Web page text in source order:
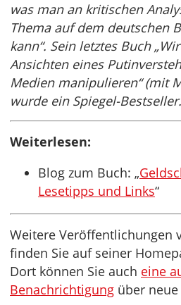
was man an kritischen
Thema auf dem deutschen
kann“. Sein letztes Buch
Ansichten eines
Medien manipulieren“ (mit
wurde ein Spiegel-Bestseller.
Weiterlesen:
Blog zum Buch: „
Lesetipps und Links“
Weitere Veröffentlichungen
finden Sie auf seiner
Dort können Sie auch eine
Benachrichtigung über